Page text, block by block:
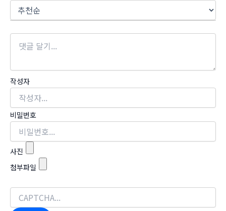
작성자
비밀번호
사진
첨부파일